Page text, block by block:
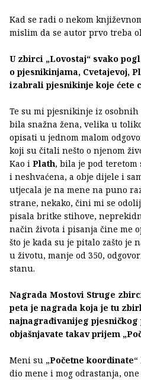
Kad se radi o nekom
mislim da se autor prvo treba
U zbirci „Lovostaj“ svako
o pjesnikinjama, Cvetajevoj,
izabrali pjesnikinje koje ćete
Te su mi pjesnikinje iz osobnih
bila snažna žena, velika u
opisati u jednom malom
koji su čitali nešto o njenom
Kao i Plath, bila je pod
i neshvaćena, a obje dijele i
utjecala je na mene na puno
strane, nekako, čini mi se
pisala britke stihove,
način života i pisanja čine me
što je kada su je pitalo zašto je
u životu, manje od 350,
stanu.
Nagrada Mostovi Struge
peta je nagrada koja je tu
najnagrađivanijeg pjesničkog
objašnjavate takav prijem
Meni su „Početne koordinate
dio mene i mog odrastanja,